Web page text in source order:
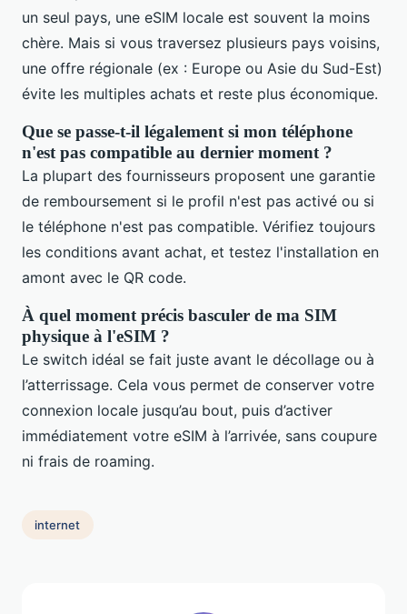
un seul pays, une eSIM locale est souvent la moins
chère. Mais si vous traversez plusieurs pays voisins,
une offre régionale (ex : Europe ou Asie du Sud-Est)
évite les multiples achats et reste plus économique.
Que se passe-t-il légalement si mon téléphone
n'est pas compatible au dernier moment ?
La plupart des fournisseurs proposent une garantie
de remboursement si le profil n'est pas activé ou si
le téléphone n'est pas compatible. Vérifiez toujours
les conditions avant achat, et testez l'installation en
amont avec le QR code.
À quel moment précis basculer de ma SIM
physique à l'eSIM ?
Le switch idéal se fait juste avant le décollage ou à
l’atterrissage. Cela vous permet de conserver votre
connexion locale jusqu’au bout, puis d’activer
immédiatement votre eSIM à l’arrivée, sans coupure
ni frais de roaming.
internet